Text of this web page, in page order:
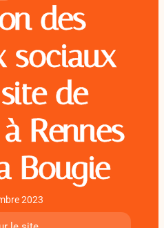
des
sociaux
de
Rennes
Bougie
2023